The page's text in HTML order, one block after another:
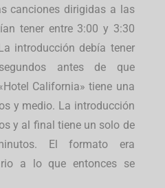
canciones dirigidas a las
tener entre 3:00 y 3:30
introducción debía tener
antes de que
California» tiene una
y medio. La introducción
y al final tiene un solo de
El formato era
a lo que entonces se